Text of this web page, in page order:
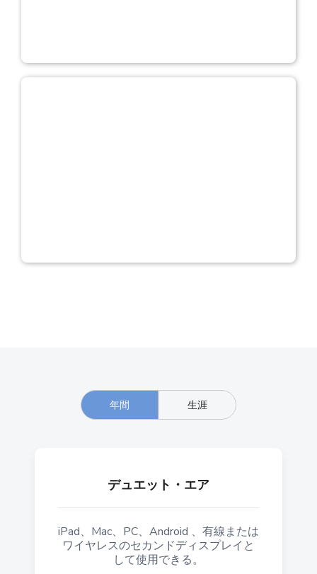
年間 生涯
デュエット・エア
iPad、Mac、PC、Android 、有線または
ワイヤレスのセカンドディスプレイと
して使用できる。